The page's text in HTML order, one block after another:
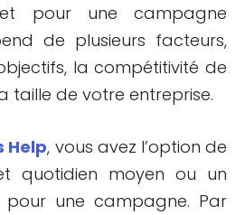
pour une campagne
de plusieurs facteurs,
la compétitivité de
taille de votre entreprise.
Help, vous avez l’option de
quotidien moyen ou un
une campagne. Par